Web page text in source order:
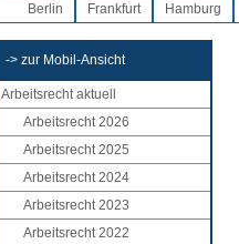
Berlin Frankfurt Hamburg
-> zur Mobil-Ansicht
Arbeitsrecht aktuell
Arbeitsrecht 2026
Arbeitsrecht 2025
Arbeitsrecht 2024
Arbeitsrecht 2023
Arbeitsrecht 2022